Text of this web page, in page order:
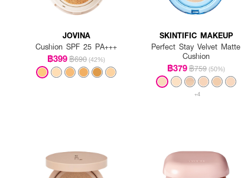
JOVINA
Cushion SPF 25 PA+++
฿399฿690 (42%)
SKINTIFIC MAKEUP
Perfect Stay Velvet Matte
Cushion
฿379฿759 (50%)
+4